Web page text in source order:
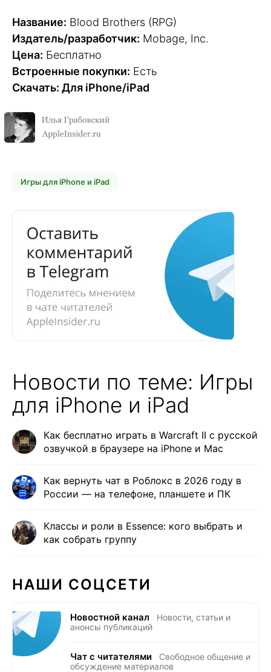
Название: Blood Brothers (RPG)
Издатель/разработчик: Mobage, Inc.
Цена: Бесплатно
Встроенные покупки: Есть
Скачать: Для iPhone/iPad
Игры для iPhone и iPad
Новости по теме: Игры
для iPhone и iPad
Как бесплатно играть в Warcraft II с русской
озвучкой в браузере на iPhone и Mac
Как вернуть чат в Роблокс в 2026 году в
России — на телефоне, планшете и ПК
Классы и роли в Essence: кого выбрать и
как собрать группу
НАШИ СОЦСЕТИ
Новостной канал
Новости, статьи и
анонсы публикаций
Чат с читателями
Свободное общение и
обсуждение материалов